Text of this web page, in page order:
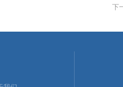
下